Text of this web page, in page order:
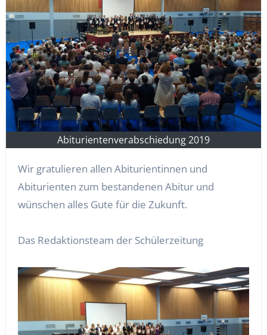
Abiturientenverabschiedung 2019
Wir gratulieren allen Abiturientinnen und
Abiturienten zum bestandenen Abitur und
wünschen alles Gute für die Zukunft.
Das Redaktionsteam der Schülerzeitung